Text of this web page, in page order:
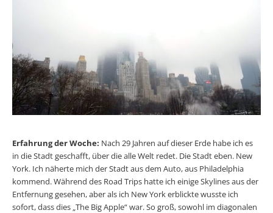
Erfahrung der Woche: Nach 29 Jahren auf dieser Erde habe ich es
in die Stadt geschafft, über die alle Welt redet. Die Stadt eben. New
York. Ich näherte mich der Stadt aus dem Auto, aus Philadelphia
kommend. Während des Road Trips hatte ich einige Skylines aus der
Entfernung gesehen, aber als ich New York erblickte wusste ich
sofort, dass dies „The Big Apple“ war. So groß, sowohl im diagonalen